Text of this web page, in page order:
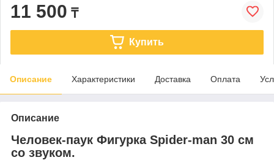
11 500 ₸
Купить
Описание Характеристики Доставка Оплата
Описание
Человек-паук Фигурка Spider-man 30 см
со звуком.